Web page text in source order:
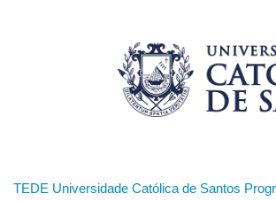
TEDE Universidade Católica de Santos